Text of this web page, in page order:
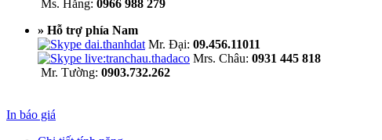
Ms. Hằng: 0966 988 279
» Hỗ trợ phía Nam
Mr. Đại: 09.456.11011
Mrs. Châu: 0931 445 818
Mr. Tường: 0903.732.262
In báo giá